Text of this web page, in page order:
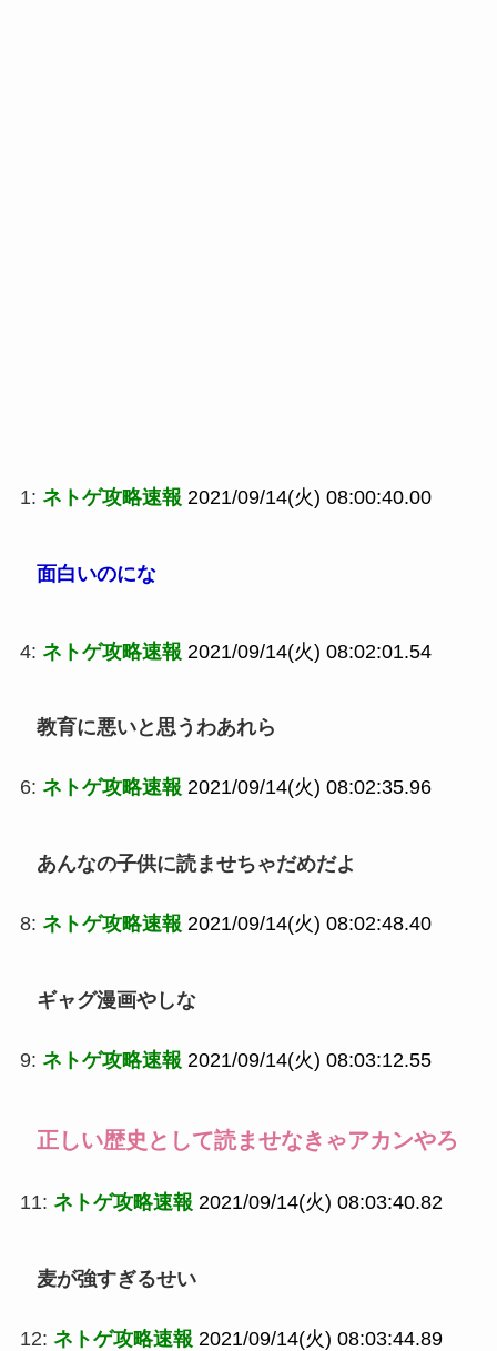
1: ネトゲ攻略速報 2021/09/14(火) 08:00:40.00
面白いのにな
4: ネトゲ攻略速報 2021/09/14(火) 08:02:01.54
教育に悪いと思うわあれら
6: ネトゲ攻略速報 2021/09/14(火) 08:02:35.96
あんなの子供に読ませちゃだめだよ
8: ネトゲ攻略速報 2021/09/14(火) 08:02:48.40
ギャグ漫画やしな
9: ネトゲ攻略速報 2021/09/14(火) 08:03:12.55
正しい歴史として読ませなきゃアカンやろ
11: ネトゲ攻略速報 2021/09/14(火) 08:03:40.82
麦が強すぎるせい
12: ネトゲ攻略速報 2021/09/14(火) 08:03:44.89